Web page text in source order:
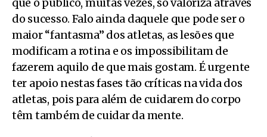
que o público, muitas vezes, só valoriza através
do sucesso. Falo ainda daquele que pode ser o
maior “fantasma” dos atletas, as lesões que
modificam a rotina e os impossibilitam de
fazerem aquilo de que mais gostam. É urgente
ter apoio nestas fases tão críticas na vida dos
atletas, pois para além de cuidarem do corpo
têm também de cuidar da mente.